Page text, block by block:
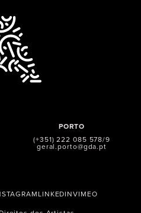
PORTO
(+351) 222 085 578/9
geral.porto@gda.pt
LINKEDINVIMEO